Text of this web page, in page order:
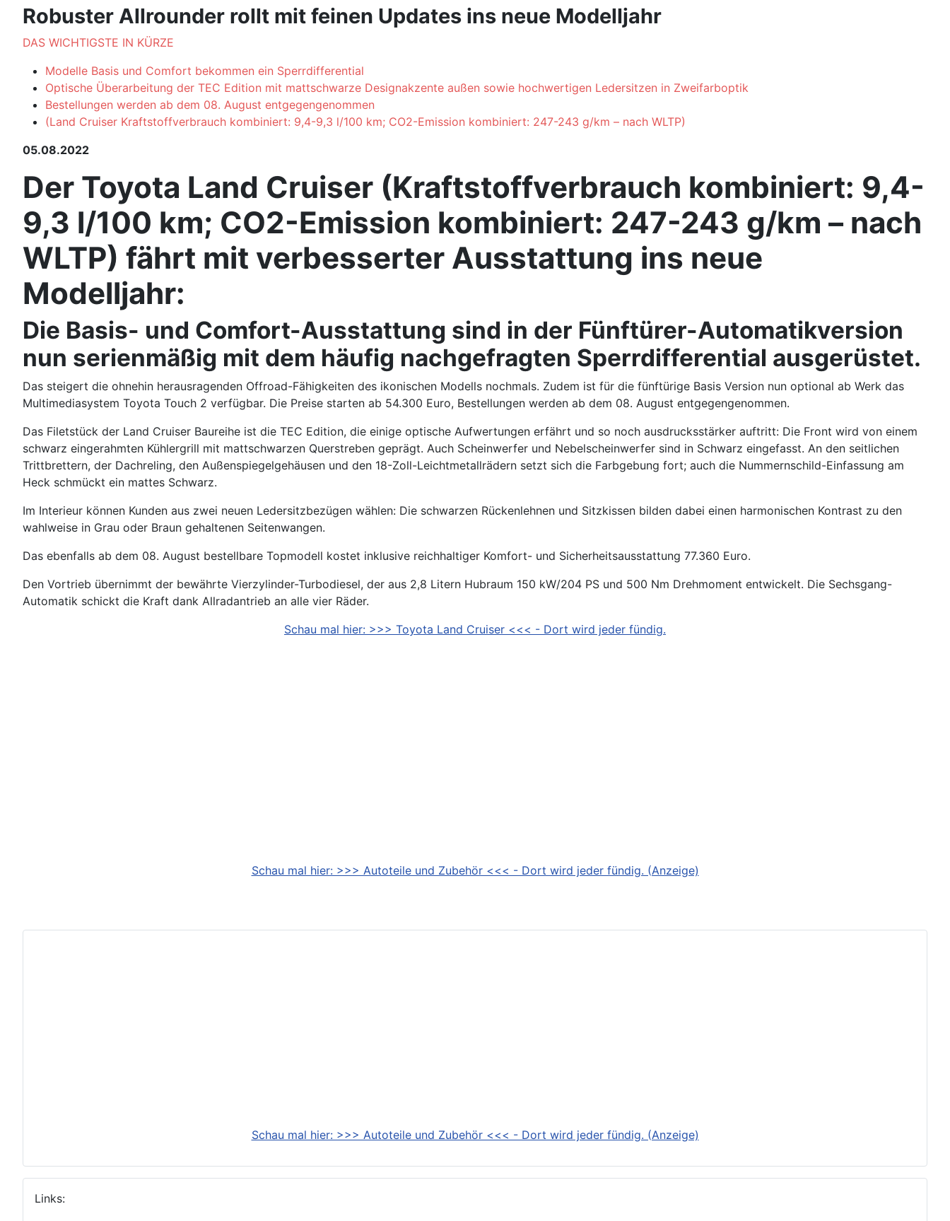
Robuster Allrounder rollt mit feinen Updates ins neue Modelljahr
DAS WICHTIGSTE IN KÜRZE
Modelle Basis und Comfort bekommen ein Sperrdifferential
Optische Überarbeitung der TEC Edition mit mattschwarze Designakzente außen sowie hochwertigen Ledersitzen in Zweifarboptik
Bestellungen werden ab dem 08. August entgegengenommen
(Land Cruiser Kraftstoffverbrauch kombiniert: 9,4-9,3 l/100 km; CO2-Emission kombiniert: 247-243 g/km – nach WLTP)
05.08.2022
Der Toyota Land Cruiser (Kraftstoffverbrauch kombiniert: 9,4-
9,3 l/100 km; CO2-Emission kombiniert: 247-243 g/km – nach
WLTP) fährt mit verbesserter Ausstattung ins neue
Modelljahr:
Die Basis- und Comfort-Ausstattung sind in der Fünftürer-Automatikversion
nun serienmäßig mit dem häufig nachgefragten Sperrdifferential ausgerüstet.
Das steigert die ohnehin herausragenden Offroad-Fähigkeiten des ikonischen Modells nochmals. Zudem ist für die fünftürige Basis Version nun optional ab Werk das
Multimediasystem Toyota Touch 2 verfügbar. Die Preise starten ab 54.300 Euro, Bestellungen werden ab dem 08. August entgegengenommen.
Das Filetstück der Land Cruiser Baureihe ist die TEC Edition, die einige optische Aufwertungen erfährt und so noch ausdrucksstärker auftritt: Die Front wird von einem
schwarz eingerahmten Kühlergrill mit mattschwarzen Querstreben geprägt. Auch Scheinwerfer und Nebelscheinwerfer sind in Schwarz eingefasst. An den seitlichen
Trittbrettern, der Dachreling, den Außenspiegelgehäusen und den 18-Zoll-Leichtmetallrädern setzt sich die Farbgebung fort; auch die Nummernschild-Einfassung am
Heck schmückt ein mattes Schwarz.
Im Interieur können Kunden aus zwei neuen Ledersitzbezügen wählen: Die schwarzen Rückenlehnen und Sitzkissen bilden dabei einen harmonischen Kontrast zu den
wahlweise in Grau oder Braun gehaltenen Seitenwangen.
Das ebenfalls ab dem 08. August bestellbare Topmodell kostet inklusive reichhaltiger Komfort- und Sicherheitsausstattung 77.360 Euro.
Den Vortrieb übernimmt der bewährte Vierzylinder-Turbodiesel, der aus 2,8 Litern Hubraum 150 kW/204 PS und 500 Nm Drehmoment entwickelt. Die Sechsgang-
Automatik schickt die Kraft dank Allradantrieb an alle vier Räder.
Schau mal hier: >>> Toyota Land Cruiser <<< - Dort wird jeder fündig.
Schau mal hier: >>> Autoteile und Zubehör <<< - Dort wird jeder fündig. (Anzeige)
Schau mal hier: >>> Autoteile und Zubehör <<< - Dort wird jeder fündig. (Anzeige)
Links: